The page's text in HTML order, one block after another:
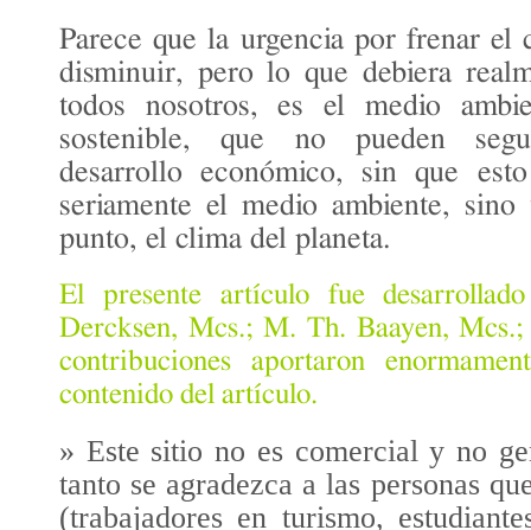
Parece que la urgencia por frenar el
disminuir, pero lo que debiera
todos nosotros, es el medio
sostenible, que no pueden
desarrollo económico, sin que
seriamente el medio ambiente, sino
punto, el clima del planeta.
El presente artículo fue
Dercksen, Mcs.; M. Th. Baayen,
contribuciones aportaron
contenido del artículo.
» Este sitio no es comercial y no
tanto se agradezca a las personas
(trabajadores en turismo,